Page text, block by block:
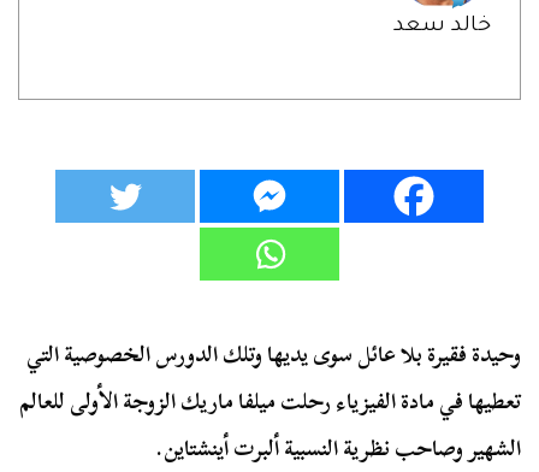
خالد سعد
وحيدة فقيرة بلا عائل سوى يديها وتلك الدورس الخصوصية التي
تعطيها في مادة الفيزياء رحلت ميلفا ماريك الزوجة الأولى للعالم
الشهير وصاحب نظرية النسبية ألبرت أينشتاين.